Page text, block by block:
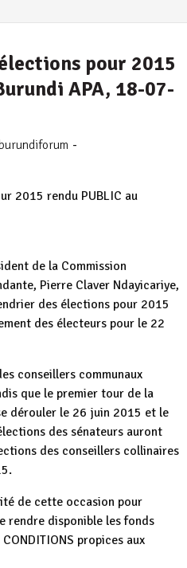
pour 2015
APA, 18-07-
burundiforum -
2015 rendu PUBLIC au
de la Commission
Pierre Claver Ndayicariye,
des élections pour 2015
des électeurs pour le 22
conseillers communaux
que le premier tour de la
dérouler le 26 juin 2015 et le
des sénateurs auront
des conseillers collinaires
de cette occasion pour
rendre disponible les fonds
propices aux